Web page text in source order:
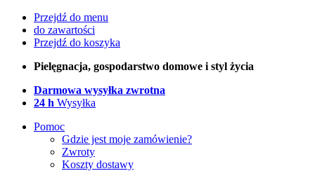
Przejdź do menu
do zawartości
Przejdź do koszyka
Pielęgnacja, gospodarstwo domowe i styl życia
Darmowa wysyłka zwrotna
24 h Wysyłka
Pomoc
Gdzie jest moje zamówienie?
Zwroty
Koszty dostawy